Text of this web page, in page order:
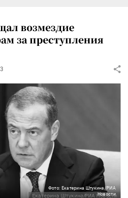
возмездие
за преступления
Фото: Екатерина Штукина/РИА
Новости